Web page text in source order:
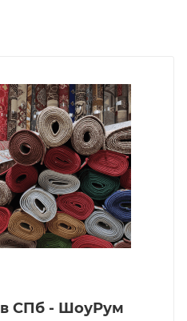
в СПб - ШоуРум